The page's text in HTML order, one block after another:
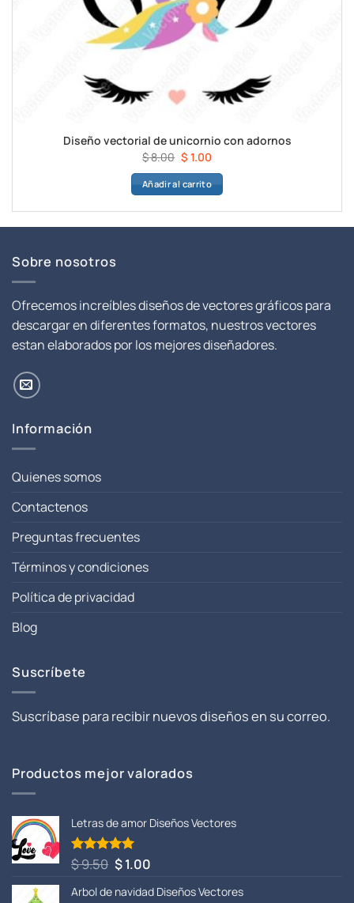
Diseño vectorial de unicornio con adornos
$8.00 El
precio
original
$ 8.00.
$ 1.00El
precio
actual
$ 1.00.
Añadir al carrito
Sobre nosotros
Ofrecemos increíbles diseños de vectores gráficos para
descargar en diferentes formatos, nuestros vectores
estan elaborados por los mejores diseñadores.
Información
Quienes somos
Contactenos
Preguntas frecuentes
Términos y condiciones
Política de privacidad
Blog
Suscríbete
Suscríbase para recibir nuevos diseños en su correo.
Productos mejor valorados
Letras de amor Diseños Vectores
Valorado
con
de 5
$9.50 El
original
$1.00El
actual
Arbol de navidad Diseños Vectores